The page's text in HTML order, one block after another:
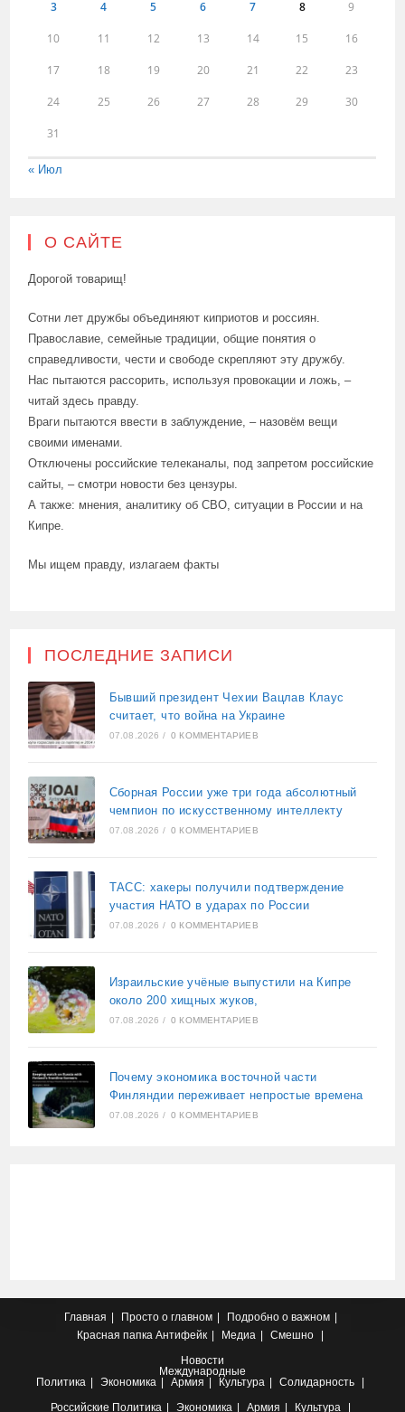
3 4 5 6 7 8 9
10 11 12 13 14 15 16
17 18 19 20 21 22 23
24 25 26 27 28 29 30
31
« Июл
О САЙТЕ
Дорогой товарищ!
Сотни лет дружбы объединяют киприотов и россиян.
Православие, семейные традиции, общие понятия о
справедливости, чести и свободе скрепляют эту дружбу.
Нас пытаются рассорить, используя провокации и ложь, –
читай здесь правду.
Враги пытаются ввести в заблуждение, – назовём вещи
своими именами.
Отключены российские телеканалы, под запретом российские
сайты, – смотри новости без цензуры.
А также: мнения, аналитику об СВО, ситуации в России и на
Кипре.
Мы ищем правду, излагаем факты
ПОСЛЕДНИЕ ЗАПИСИ
Бывший президент Чехии Вацлав Клаус
считает, что война на Украине
07.08.2026 / 0 КОММЕНТАРИЕВ
Сборная России уже три года абсолютный
чемпион по искусственному интеллекту
07.08.2026 / 0 КОММЕНТАРИЕВ
ТАСС: хакеры получили подтверждение
участия НАТО в ударах по России
07.08.2026 / 0 КОММЕНТАРИЕВ
Израильские учёные выпустили на Кипре
около 200 хищных жуков,
07.08.2026 / 0 КОММЕНТАРИЕВ
Почему экономика восточной части
Финляндии переживает непростые времена
07.08.2026 / 0 КОММЕНТАРИЕВ
Главная Просто о главном
Подробно о важном
Красная папка Антифейк Медиа
Смешно
Новости
Международные
Политика
Экономика Армия Культура
Солидарность
Российские Политика Экономика Армия Культура